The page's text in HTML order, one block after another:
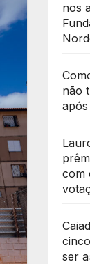
nos
não
com
ser